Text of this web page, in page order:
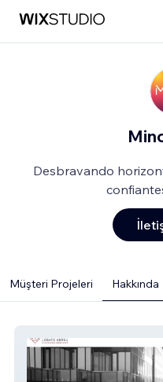
Desbravando
Müşteri Projeleri Hakkında